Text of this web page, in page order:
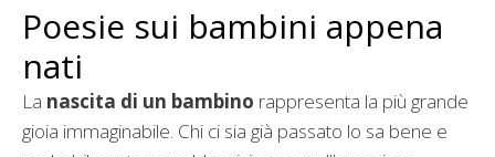
Poesie sui bambini appena
nati
La nascita di un bambino rappresenta la più grande
gioia immaginabile. Chi ci sia già passato lo sa bene e